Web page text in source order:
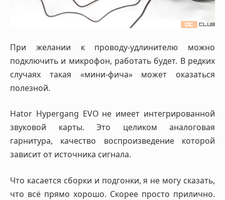
При желании к проводу-удлинителю можно
подключить и микрофон, работать будет. В редких
случаях такая «мини-фича» может оказаться
полезной.
Hator Hypergang EVO не имеет интегрированной
звуковой карты. Это целиком аналоговая
гарнитура, качество воспроизведение которой
зависит от источника сигнала.
Что касается сборки и подгонки, я не могу сказать,
что всё прямо хорошо. Скорее просто прилично.